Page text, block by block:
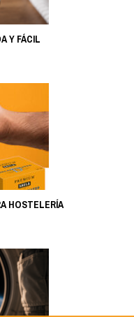
Y FÁCIL
HOSTELERÍA